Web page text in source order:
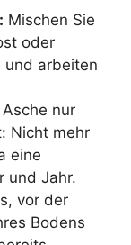
Mischen Sie
oder
und arbeiten
nur
Nicht mehr
eine
und Jahr.
vor der
Bodens